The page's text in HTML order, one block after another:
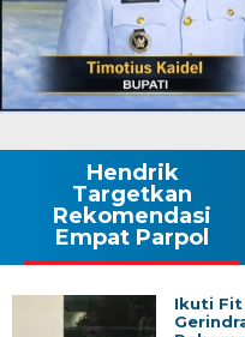
Hendrik
Targetkan
Rekomendasi
Empat Parpol
Ikuti Fit